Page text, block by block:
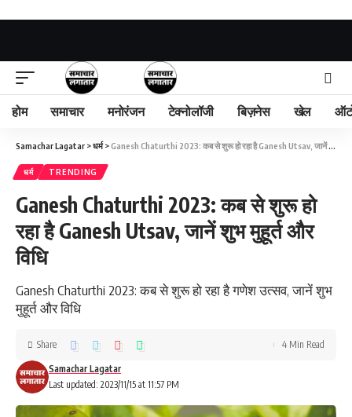
होम समाचार मनोरंजन टेक्नोलॉजी बिज़नेस खेल
Samachar Lagatar >धर्म>Ganesh Chaturthi 2023: कब से शुरू हो रहा है Ganesh Utsav, जानें शुभ मुहूर्त और विधि
धर्म TRENDING
Ganesh Chaturthi 2023: कब से शुरू हो
रहा है Ganesh Utsav, जानें शुभ मुहूर्त और
विधि
Ganesh Chaturthi 2023: कब से शुरू हो रहा है गणेश उत्सव, जानें शुभ
मुहूर्त और विधि
Last updated: 2023/11/15 at 11:57 PM
Samachar Lagatar
Share 4 Min Read